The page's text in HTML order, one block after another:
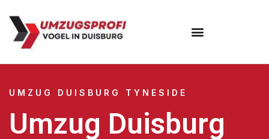
UMZUG DUISBURG TYNESIDE
Umzug Duisburg